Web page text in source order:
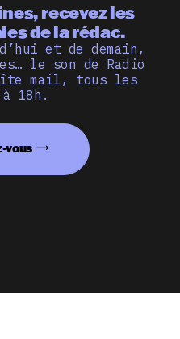
recevez les
de la rédac.
et de demain,
le son de Radio
mail, tous les
18h.
vous